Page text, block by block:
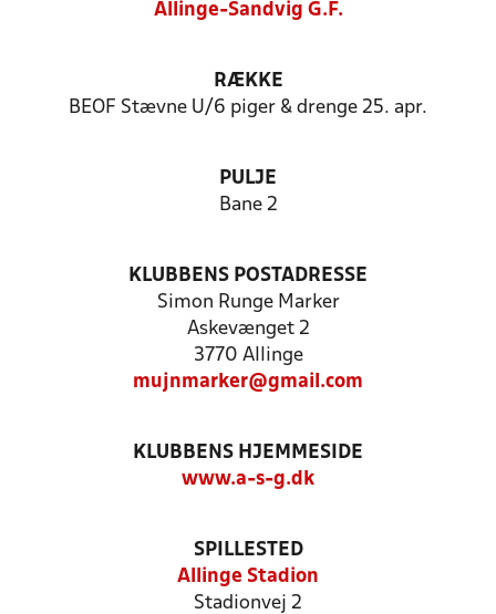
Allinge-Sandvig G.F.
RÆKKE
BEOF Stævne U/6 piger & drenge 25. apr.
PULJE
Bane 2
KLUBBENS POSTADRESSE
Simon Runge Marker
Askevænget 2
3770 Allinge
mujnmarker@gmail.com
KLUBBENS HJEMMESIDE
www.a-s-g.dk
SPILLESTED
Allinge Stadion
Stadionvej 2